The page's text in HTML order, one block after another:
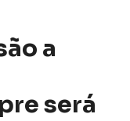
a
será